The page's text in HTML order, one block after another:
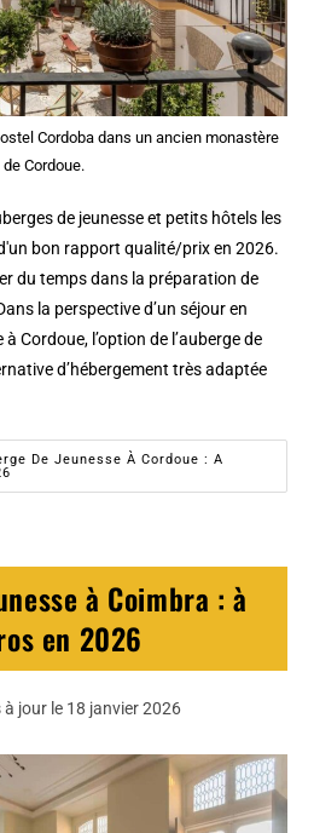
Cordoba dans un ancien monastère
de Cordoue.
de jeunesse et petits hôtels les
bon rapport qualité/prix en 2026.
du temps dans la préparation de
la perspective d’un séjour en
Cordoue, l’option de l’auberge de
d’hébergement très adaptée
De Jeunesse À Cordoue : A
à Coimbra : à
en 2026
à jour le 18 janvier 2026